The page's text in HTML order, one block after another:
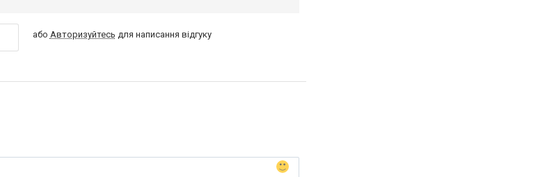
або Авторизуйтесь для написання відгуку